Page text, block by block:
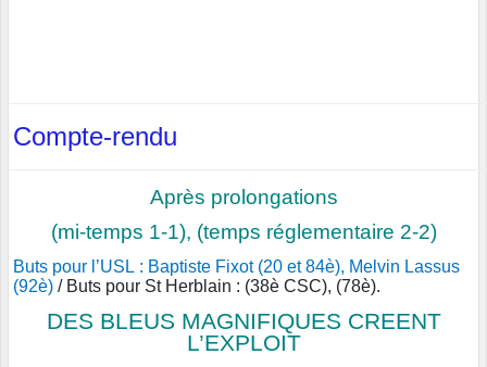
Compte-rendu
Après prolongations
(mi-temps 1-1), (temps réglementaire 2-2)
Buts pour l’USL : Baptiste Fixot (20 et 84è), Melvin Lassus
(92è) / Buts pour St Herblain : (38è CSC), (78è).
DES BLEUS MAGNIFIQUES CREENT
L’EXPLOIT